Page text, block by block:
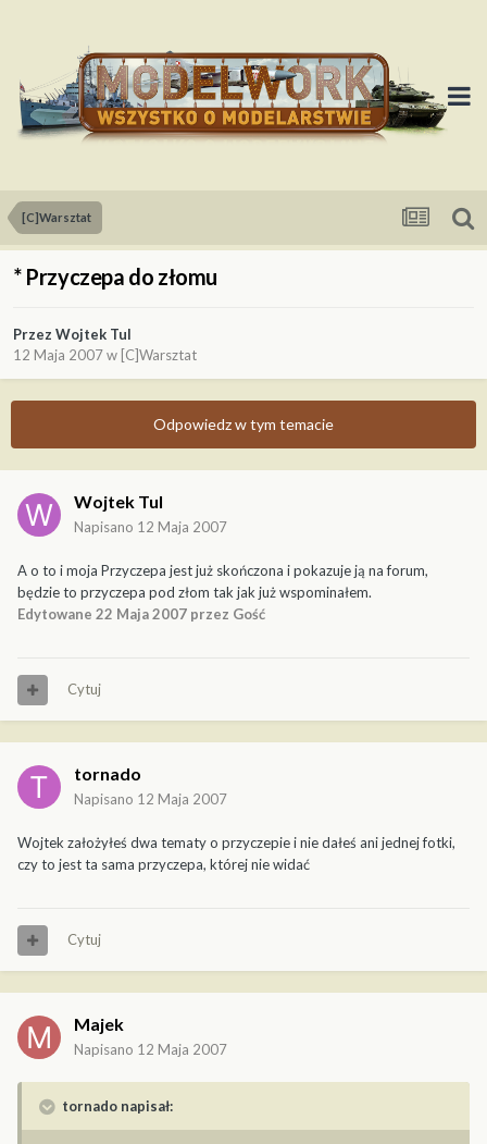
[C]Warsztat
* Przyczepa do złomu
Przez Wojtek Tul
12 Maja 2007w [C]Warsztat
Odpowiedz w tym temacie
Wojtek Tul
Napisano 12 Maja 2007
A o to i moja Przyczepa jest już skończona i pokazuje ją na forum,
będzie to przyczepa pod złom tak jak już wspominałem.
Edytowane 22 Maja 2007 przez Gość
Cytuj
tornado
Napisano 12 Maja 2007
Wojtek założyłeś dwa tematy o przyczepie i nie dałeś ani jednej fotki,
czy to jest ta sama przyczepa, której nie widać
Cytuj
Majek
Napisano 12 Maja 2007
tornado napisał: